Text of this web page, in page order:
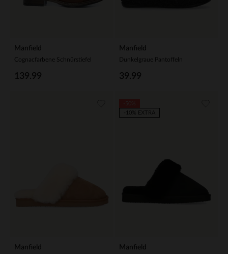
Manfield
Cognacfarbene Schnürstiefel
139.99
Manfield
Dunkelgraue Pantoffeln
39.99
Manfield Manfield
-10% EXTRA